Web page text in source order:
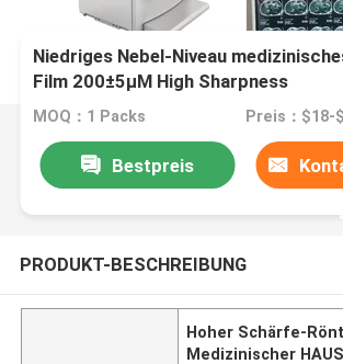
Niedriges Nebel-Niveau
Film 200±5μM High Sharpness
MOQ：1 Packs Preis：$18-
Bestpreis
PRODUKT-BESCHREIBUNG
Hoher Schärfe-
Medizinischer